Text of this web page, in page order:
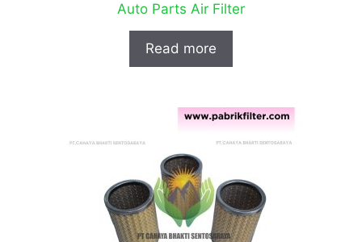
Auto Parts Air Filter
Read more